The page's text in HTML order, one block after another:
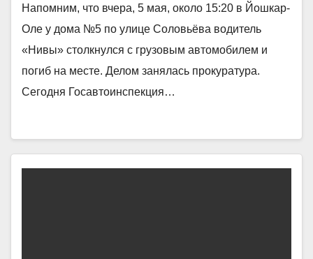
Напомним, что вчера, 5 мая, около 15:20 в Йошкар-
Оле у дома №5 по улице Соловьёва водитель
«Нивы» столкнулся с грузовым автомобилем и
погиб на месте. Делом занялась прокуратура.
Сегодня Госавтоинспекция…